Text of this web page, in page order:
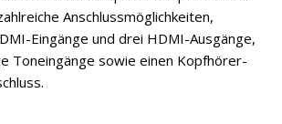
Anschlussmöglichkeiten,
Eingänge und drei HDMI-Ausgänge,
Toneingänge sowie einen Kopfhörer-